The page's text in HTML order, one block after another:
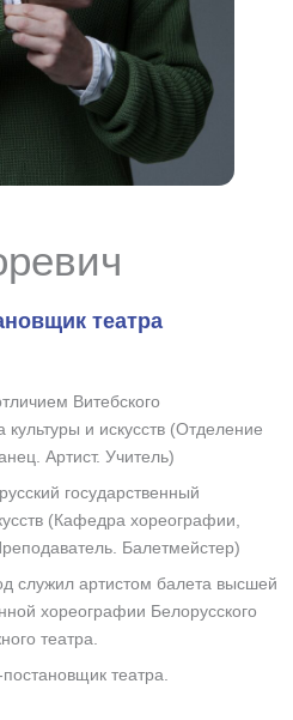
театра
Витебского
культуры и искусств (Отделение
Артист. Учитель)
государственный
(Кафедра хореографии,
Балетмейстер)
служил артистом балета высшей
хореографии Белорусского
театра.
театра.